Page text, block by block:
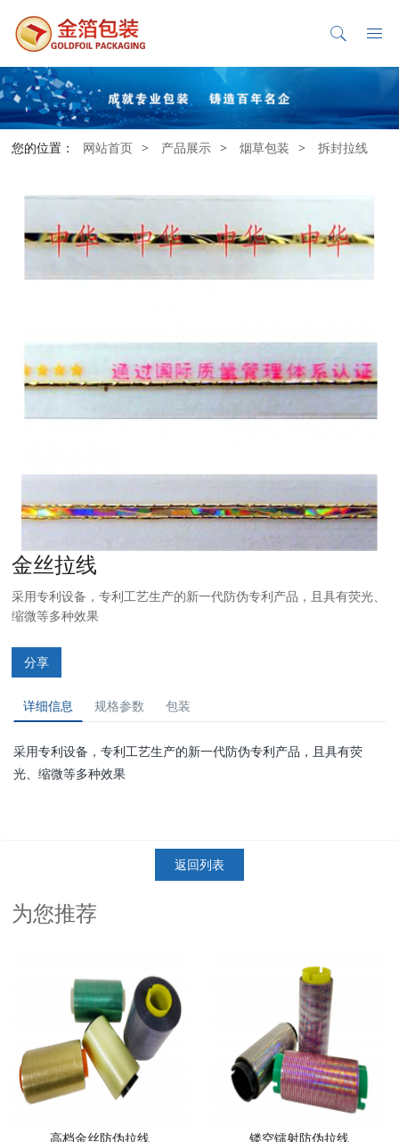
您的位置： 网站首页 > 产品展示 > 烟草包装 > 拆封拉线
金丝拉线
采用专利设备，专利工艺生产的新一代防伪专利产品，且具有荧光、
缩微等多种效果
分享
详细信息 规格参数 包装
采用专利设备，专利工艺生产的新一代防伪专利产品，且具有荧
光、缩微等多种效果
返回列表
为您推荐
高档金丝防伪拉线 镂空镭射防伪拉线